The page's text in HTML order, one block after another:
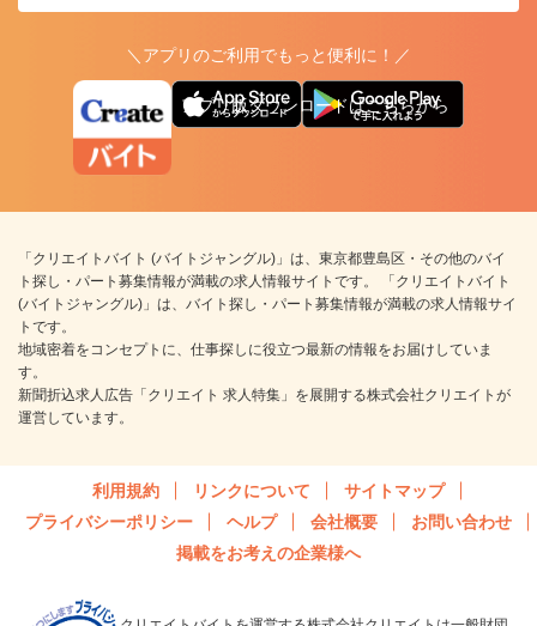
＼アプリのご利用でもっと便利に！／
アプリ版ダウンロードはこちらから
「クリエイトバイト (バイトジャングル)」は、東京都豊島区・その他のバイ
ト探し・パート募集情報が満載の求人情報サイトです。 「クリエイトバイト
(バイトジャングル)」は、バイト探し・パート募集情報が満載の求人情報サイ
トです。
地域密着をコンセプトに、仕事探しに役立つ最新の情報をお届けしていま
す。
新聞折込求人広告「クリエイト 求人特集」を展開する株式会社クリエイトが
運営しています。
利用規約 リンクについて
サイトマップ
プライバシーポリシー
ヘルプ 会社概要
お問い合わせ
掲載をお考えの企業様へ